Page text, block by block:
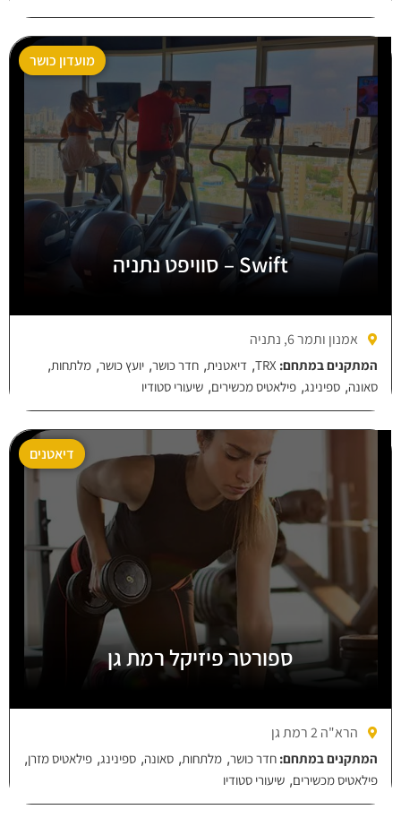
מועדון כושר
Swift – סוויפט נתניה
אמנון ותמר 6, נתניה
המתקנים במתחם: TRX
, דיאטנית, חדר כושר, יועץ כושר, מלתחות,
סאונה, ספינינג, פילאטיס מכשירים, שיעורי סטודיו
דיאטנים
ספורטר פיזיקל רמת גן
הרא"ה 2 רמת גן
המתקנים במתחם: חדר כושר, מלתחות, סאונה, ספינינג, פילאטיס מזרן,
פילאטיס מכשירים, שיעורי סטודיו